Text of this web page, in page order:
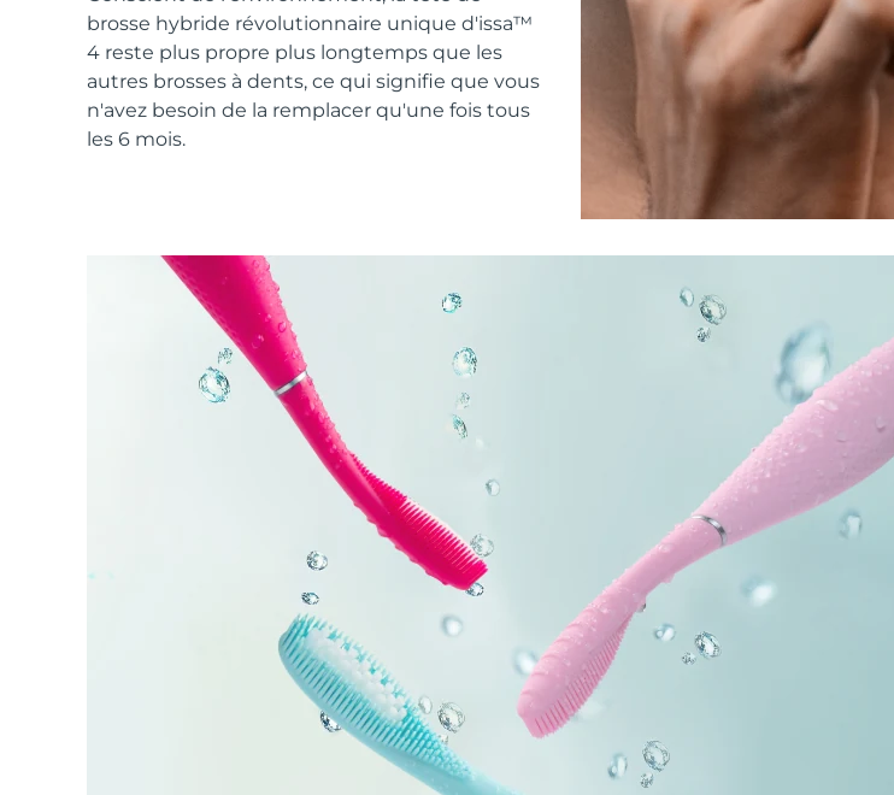
brosse hybride révolutionnaire unique d'issa™
4 reste plus propre plus longtemps que les
autres brosses à dents, ce qui signifie que vous
n'avez besoin de la remplacer qu'une fois tous
les 6 mois.
All revitalizing eye massagers
Soins de la peau KIWI™
Advanced pore care essentials
Serum
For healthy hair
issa™ Teeth Whitening Gel
18% PAP
Cosmétiques Hommes